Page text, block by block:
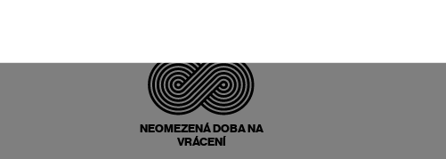
NEOMEZENÁ DOBA NA
VRÁCENÍ